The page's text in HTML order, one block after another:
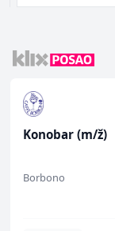
Konobar (m/ž)
Borbono